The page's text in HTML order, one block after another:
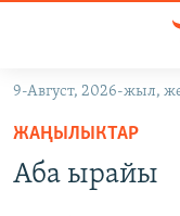
Навигацияга
өтүңүз
Издөөгө
салыңыз
КЫРГЫЗСТАН
КЫРГЫЗСТАН
9-Август, 2026-жыл,
ЖАҢЫЛЫКТАР
Аба ырайы